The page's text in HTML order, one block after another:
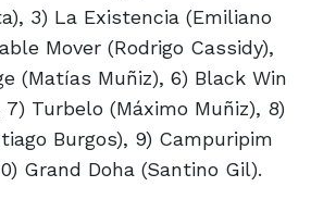
3) La Existencia (Emiliano
Mover (Rodrigo Cassidy),
(Matías Muñiz), 6) Black Win
7) Turbelo (Máximo Muñiz), 8)
Burgos), 9) Campuripim
Grand Doha (Santino Gil).